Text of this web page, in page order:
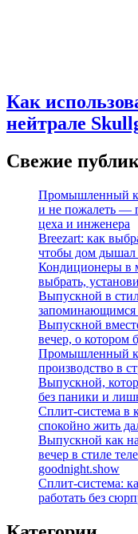
Как
нейтрале
Свежие
Промышленный
и не пожалеть —
цеха и инженера
Breezart: как
чтобы дом дышал
Кондиционеры в
выбрать,
Выпускной в
Выпускной
вечер, о котором
Промышленный
производство в
Выпускной,
без паники и
Сплит‑система в
спокойно жить
Выпускной как
вечер в стиле
goodnight.show
Сплит‑система:
работать без